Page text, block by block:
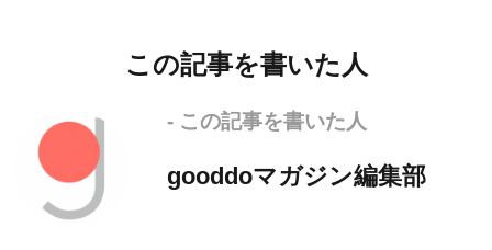
この記事を書いた人
- この記事を書いた人
gooddoマガジン編集部